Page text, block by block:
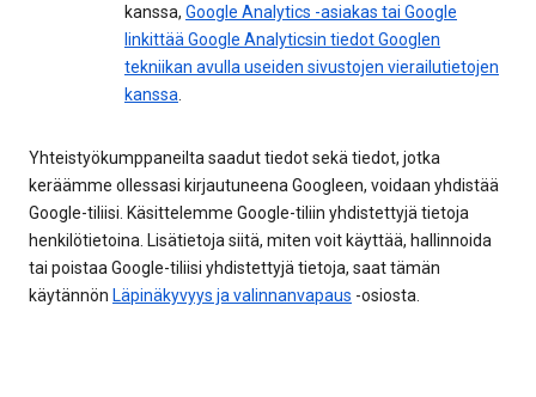
kanssa, Google Analytics -asiakas tai Google
linkittää Google Analyticsin tiedot Googlen
tekniikan avulla useiden sivustojen vierailutietojen
kanssa.
Yhteistyökumppaneilta saadut tiedot sekä tiedot, jotka
keräämme ollessasi kirjautuneena Googleen, voidaan yhdistää
Google-tiliisi. Käsittelemme Google-tiliin yhdistettyjä tietoja
henkilötietoina. Lisätietoja siitä, miten voit käyttää, hallinnoida
tai poistaa Google-tiliisi yhdistettyjä tietoja, saat tämän
käytännön Läpinäkyvyys ja valinnanvapaus -osiosta.